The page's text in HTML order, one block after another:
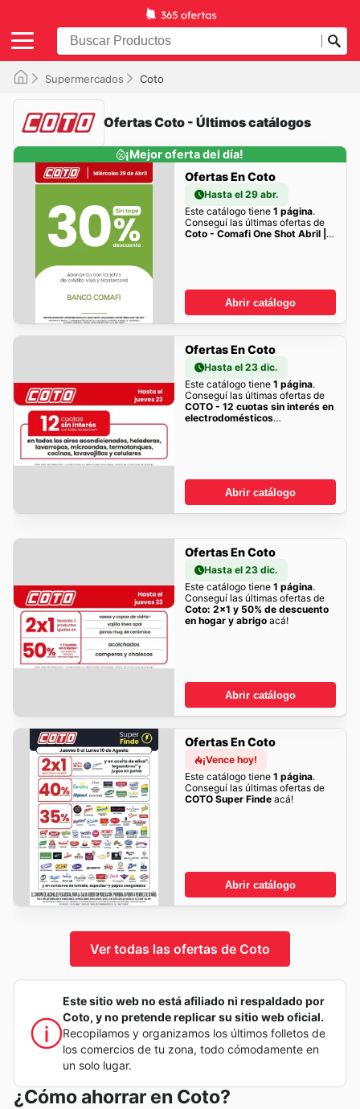
Supermercados Coto
Ofertas Coto - Últimos catálogos
¡Mejor oferta del día!
Ofertas En Coto
Hasta el 29 abr.
Este catálogo tiene 1 página.
Conseguí las últimas ofertas de
Coto - Comafi One Shot Abril ||
Abrir catálogo
Ofertas En Coto
Hasta el 23 dic.
Este catálogo tiene 1 página.
Conseguí las últimas ofertas de
COTO - 12 cuotas sin interés en
electrodomésticos
Abrir catálogo
Ofertas En Coto
Hasta el 23 dic.
Este catálogo tiene 1 página.
Conseguí las últimas ofertas de
Coto: 2x1 y 50% de descuento
en hogar y abrigoacá!
Abrir catálogo
Ofertas En Coto
¡Vence hoy!
Este catálogo tiene 1 página.
Conseguí las últimas ofertas de
COTO Super Findeacá!
Abrir catálogo
Ver todas las ofertas de Coto
Este sitio web no está afiliado ni respaldado por
Coto, y no pretende replicar su sitio web oficial.
Recopilamos y organizamos los últimos folletos de
los comercios de tu zona, todo cómodamente en
un solo lugar.
¿Cómo ahorrar en Coto?